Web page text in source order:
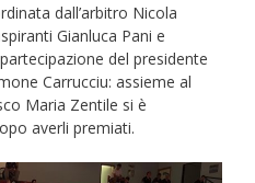
dall’arbitro Nicola
Gianluca Pani e
del presidente
Carrucciu: assieme al
Maria Zentile si è
averli premiati.